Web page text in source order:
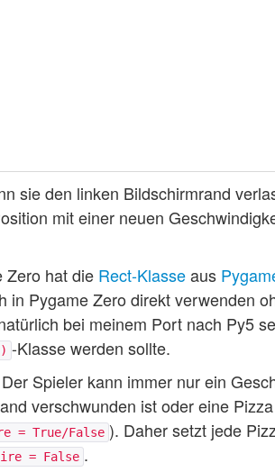
sie den linken Bildschirmrand
mit einer neuen
Zero hat die Rect-Klasseaus
in Pygame Zero direkt verwenden
bei meinem Port nach Py5
-Klasse werden sollte.
Spieler kann immer nur ein
verschwunden ist oder eine
= True/False ). Daher setzt jede
= False .